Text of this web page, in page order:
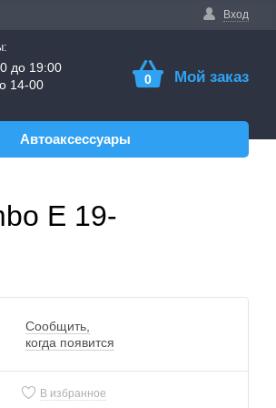
Вход
до 19:00
14-00
0 Мой заказ
Автоаксессуары
E 19-
Сообщить,
когда появится
В избранное